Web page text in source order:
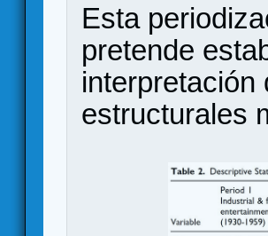
Esta
pretende
interpretación
estructurales